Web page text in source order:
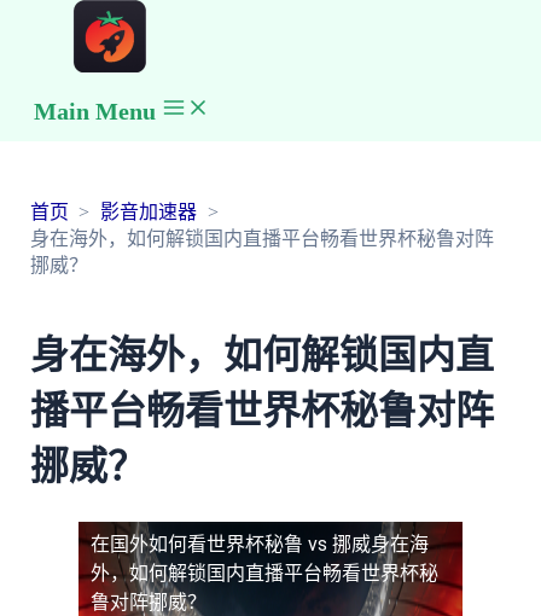
Main Menu
首页
影音加速器
身在海外，如何解锁国内直播平台畅看世界杯秘鲁对阵
挪威？
身在海外，如何解锁国内直
播平台畅看世界杯秘鲁对阵
挪威？
在国外如何看世界杯秘鲁 vs 挪威身在海
外，如何解锁国内直播平台畅看世界杯秘
鲁对阵挪威？